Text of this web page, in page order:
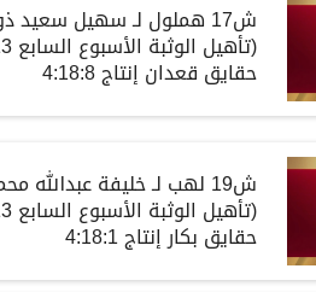
ش17 هملول لـسهيل سعيد
(تأهيل الوثبة الأسبوع السابع13-12-2023م)
حقايق قعدان إنتاج4:18:8
ش19 لهب لـخليفة عبدالله
(تأهيل الوثبة الأسبوع السابع13-12-2023م)
حقايق بكار إنتاج4:18:1